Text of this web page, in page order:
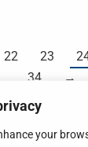
your
22 23
34
→